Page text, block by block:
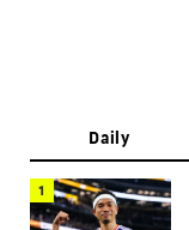
Daily